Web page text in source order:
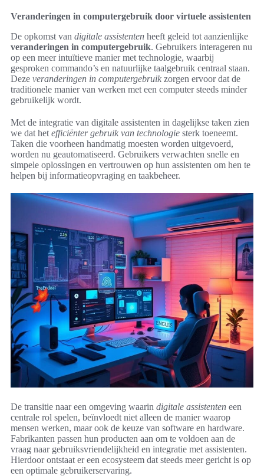
Veranderingen in computergebruik door virtuele assistenten
De opkomst van digitale assistenten heeft geleid tot aanzienlijke
veranderingen in computergebruik. Gebruikers interageren nu
op een meer intuïtieve manier met technologie, waarbij
gesproken commando’s en natuurlijke taalgebruik centraal staan.
Deze veranderingen in computergebruik zorgen ervoor dat de
traditionele manier van werken met een computer steeds minder
gebruikelijk wordt.
Met de integratie van digitale assistenten in dagelijkse taken zien
we dat het efficiënter gebruik van technologie sterk toeneemt.
Taken die voorheen handmatig moesten worden uitgevoerd,
worden nu geautomatiseerd. Gebruikers verwachten snelle en
simpele oplossingen en vertrouwen op hun assistenten om hen te
helpen bij informatieopvraging en taakbeheer.
De transitie naar een omgeving waarin digitale assistenten een
centrale rol spelen, beïnvloedt niet alleen de manier waarop
mensen werken, maar ook de keuze van software en hardware.
Fabrikanten passen hun producten aan om te voldoen aan de
vraag naar gebruiksvriendelijkheid en integratie met assistenten.
Hierdoor ontstaat er een ecosysteem dat steeds meer gericht is op
een optimale gebruikerservaring.